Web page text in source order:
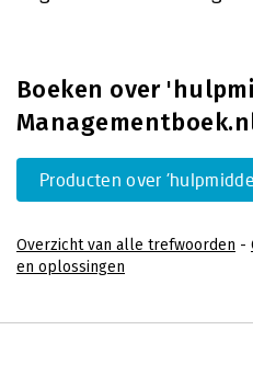
Boeken over
Producten over
Overzicht van alle trefwoorden -
en oplossingen